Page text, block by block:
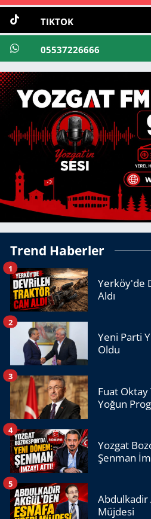
TIKTOK
05537226666
Trend Haberler
Yerköy'de
Aldı
1
Yeni Parti
Oldu
2
Fuat
Yoğun
3
Yozgat
Şenman
4
Abdulkadir
Müjdesi
5